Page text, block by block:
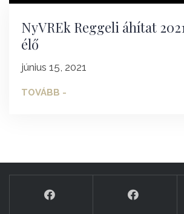
NyVREk Reggeli áhítat
élő
június 15, 2021
TOVÁBB -